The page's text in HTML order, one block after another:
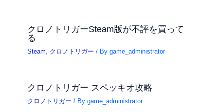
クロノトリガーSteam版が不評を買って
る
Steam, クロノトリガー / Bygame_administrator
クロノトリガー スペッキオ攻略
クロノトリガー / Bygame_administrator